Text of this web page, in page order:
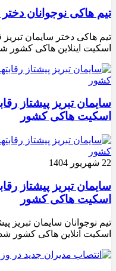
تیم هاکی نوجوانان
تیم هاکی دختر سایمان
اسکیت اینلاین هاکی کشور
سایمان تبریز پیشتاز
اسکیت هاکی کشور
22 شهریور 1404
سایمان تبریز پیشتاز
اسکیت هاکی کشور
تیم نوجوانان سایمان تبریز
اسکیت آنلاین هاکی کشور